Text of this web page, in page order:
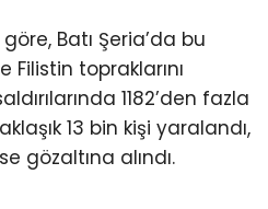
Batı Şeria’da bu
topraklarını
1182’den fazla
13 bin kişi yaralandı,
gözaltına alındı.